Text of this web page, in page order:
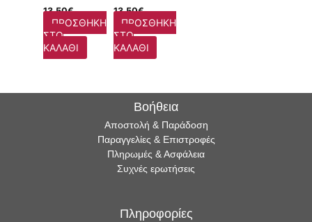
13,50€
ΠΡΟΣΘΉΚΗ
ΣΤΟ
ΚΑΛΆΘΙ
13,50€
ΠΡΟΣΘΉΚΗ
ΣΤΟ
ΚΑΛΆΘΙ
Βοήθεια
Αποστολή & Παράδοση
Παραγγελίες & Επιστροφές
Πληρωμές & Ασφάλεια
Συχνές ερωτήσεις
Πληροφορίες